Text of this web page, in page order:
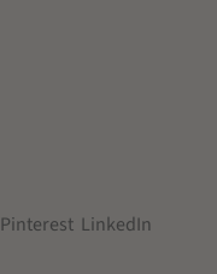
Pinterest LinkedIn